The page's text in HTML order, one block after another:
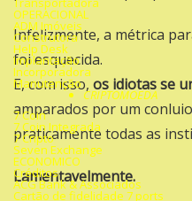
Infelizmente, a métrica
foi esquecida.
E, com isso, os idiotas se
amparados por um
praticamente todas as
Lamentavelmente.
OPERACIONAL
ADM Imóveis
Construtora
Help Desk
Implantação
Incorporadora
Manutenção
CRIPTOMOEDA
7 Coin
7 Coin Integrada
7 Cripto
Seven Exchange
ECONOMICO
Créditos
ACG Bank & Associados
Cartão de fidelidade 7 ports